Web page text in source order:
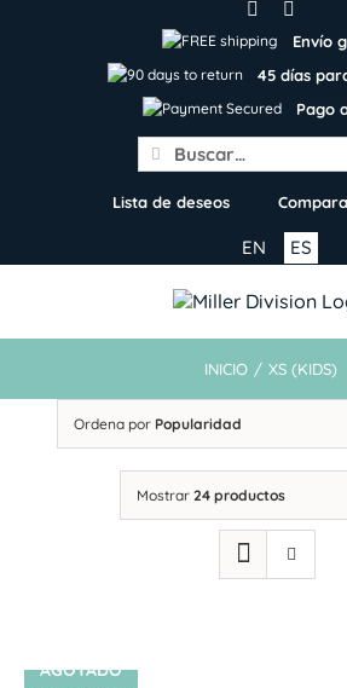
Envío
45 días
Pago
Search
for:
Lista de deseos
ES
EN
INICIO / XS (KIDS)
Ordena por Popularidad
Mostrar 24 productos
AGOTADO